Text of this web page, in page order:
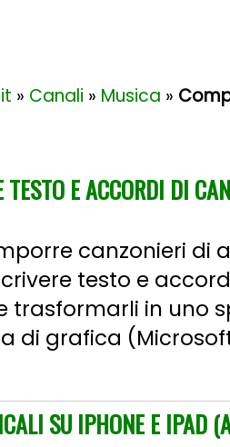
» Canali » Musica »
TESTO E ACCORDI DI
canzonieri di
testo e
in uno
di grafica
SU IPHONE E IPAD